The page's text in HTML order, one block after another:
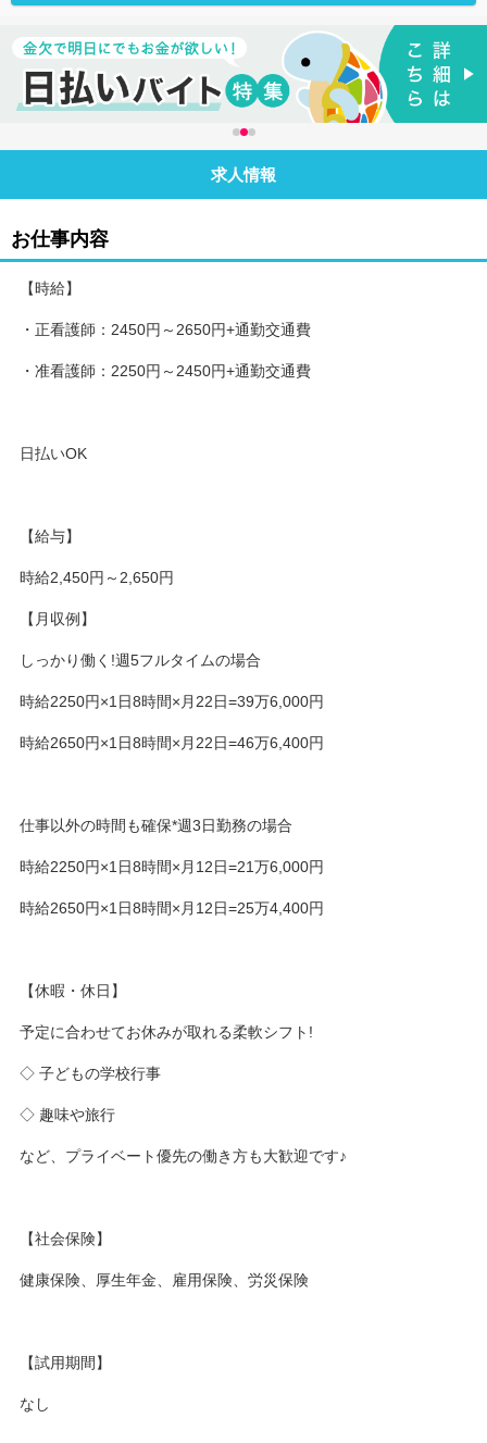
求人情報
お仕事内容
【時給】
・正看護師：2450円～2650円+通勤交通費
・准看護師：2250円～2450円+通勤交通費
日払いOK
【給与】
時給2,450円～2,650円
【月収例】
しっかり働く!週5フルタイムの場合
時給2250円×1日8時間×月22日=39万6,000円
時給2650円×1日8時間×月22日=46万6,400円
仕事以外の時間も確保*週3日勤務の場合
時給2250円×1日8時間×月12日=21万6,000円
時給2650円×1日8時間×月12日=25万4,400円
【休暇・休日】
予定に合わせてお休みが取れる柔軟シフト!
◇ 子どもの学校行事
◇ 趣味や旅行
など、プライベート優先の働き方も大歓迎です♪
【社会保険】
健康保険、厚生年金、雇用保険、労災保険
【試用期間】
なし